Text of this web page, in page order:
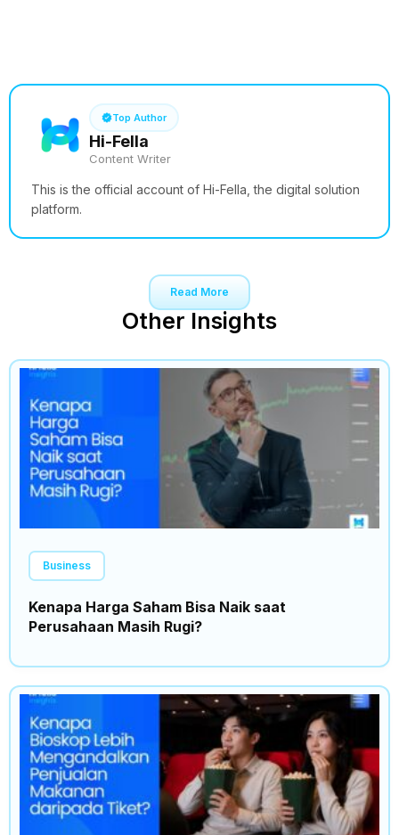
Top Author
Hi-Fella
Content Writer
This is the official account of Hi-Fella, the digital solution
platform.
Read More
Other Insights
Business
Kenapa Harga Saham Bisa Naik saat
Perusahaan Masih Rugi?